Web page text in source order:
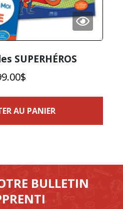
SUPERHÉROS
$
AU PANIER
BULLETIN